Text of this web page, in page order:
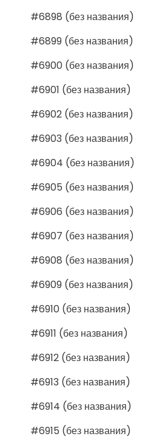
#6898 (без названия)
#6899 (без названия)
#6900 (без названия)
#6901 (без названия)
#6902 (без названия)
#6903 (без названия)
#6904 (без названия)
#6905 (без названия)
#6906 (без названия)
#6907 (без названия)
#6908 (без названия)
#6909 (без названия)
#6910 (без названия)
#6911 (без названия)
#6912 (без названия)
#6913 (без названия)
#6914 (без названия)
#6915 (без названия)